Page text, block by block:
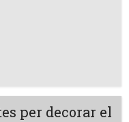
per decorar el